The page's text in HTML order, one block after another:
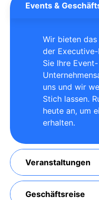
Events &
Wir bieten
der
Sie Ihre
uns und wir
Stich lassen.
heute an, um
erhalten.
Veranstaltungen
Geschäftsreise